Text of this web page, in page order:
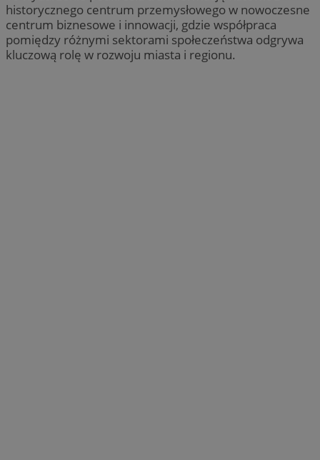
historycznego centrum przemysłowego w nowoczesne
centrum biznesowe i innowacji, gdzie współpraca
pomiędzy różnymi sektorami społeczeństwa odgrywa
kluczową rolę w rozwoju miasta i regionu.